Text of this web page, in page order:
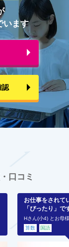
います
認
口コミ
お仕事をされて
「ぴったり」で
Hさん(小4) とお母
算数
国語